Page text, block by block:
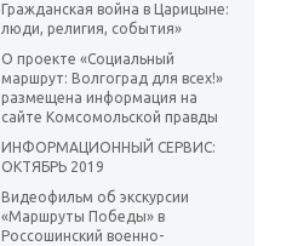
Гражданская война в Царицыне:
люди, религия, события»
О проекте «Социальный
маршрут: Волгоград для всех!»
размещена информация на
сайте Комсомольской правды
ИНФОРМАЦИОННЫЙ СЕРВИС:
ОКТЯБРЬ 2019
Видеофильм об экскурсии
«Маршруты Победы» в
Россошинский военно-